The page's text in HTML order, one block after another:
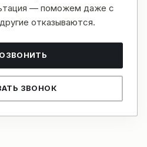
— поможем даже с
отказываются.
ЗВОНОК